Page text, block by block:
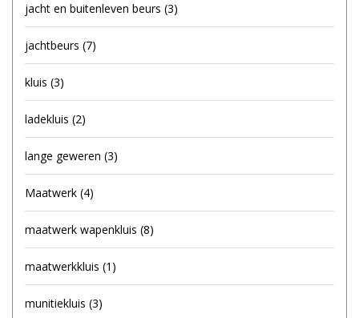
jacht en buitenleven beurs (3)
jachtbeurs (7)
kluis (3)
ladekluis (2)
lange geweren (3)
Maatwerk (4)
maatwerk wapenkluis (8)
maatwerkkluis (1)
munitiekluis (3)